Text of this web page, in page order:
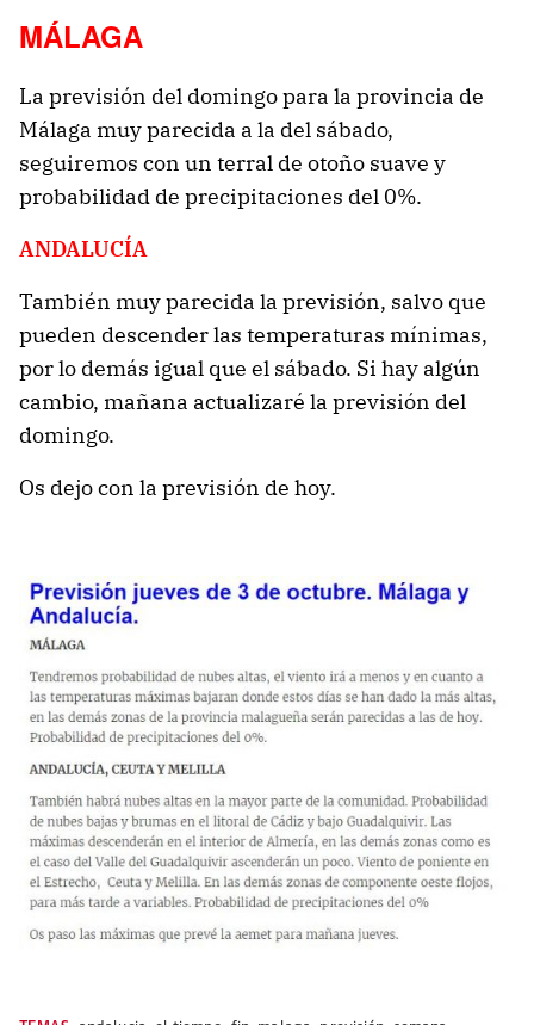
MÁLAGA
La previsión del domingo para la provincia de
Málaga muy parecida a la del sábado,
seguiremos con un terral de otoño suave y
probabilidad de precipitaciones del 0%.
ANDALUCÍA
También muy parecida la previsión, salvo que
pueden descender las temperaturas mínimas,
por lo demás igual que el sábado. Si hay algún
cambio, mañana actualizaré la previsión del
domingo.
Os dejo con la previsión de hoy.